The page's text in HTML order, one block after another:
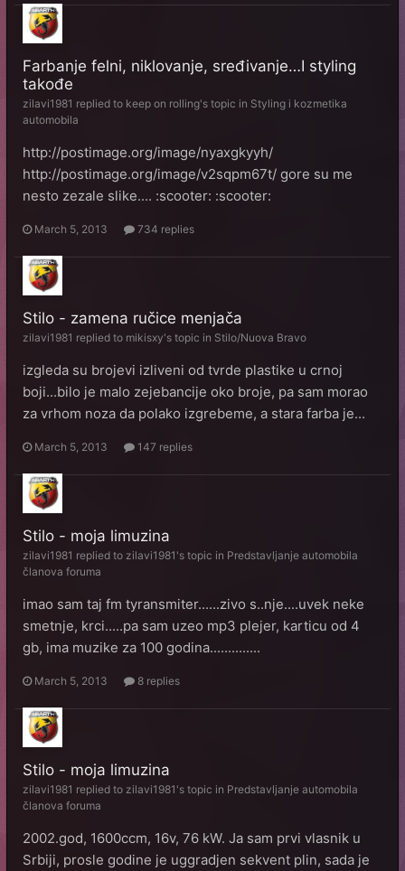
Farbanje felni, niklovanje, sređivanje…I styling
takođe
zilavi1981 replied to keep on rolling's topic in Styling i kozmetika
automobila
http://postimage.org/image/nyaxgkyyh/
http://postimage.org/image/v2sqpm67t/ gore su me
nesto zezale slike.... :scooter: :scooter:
March 5, 2013 734 replies
Stilo - zamena ručice menjača
zilavi1981 replied to mikisxy's topic in Stilo/Nuova Bravo
izgleda su brojevi izliveni od tvrde plastike u crnoj
boji...bilo je malo zejebancije oko broje, pa sam morao
za vrhom noza da polako izgrebeme, a stara farba je...
March 5, 2013 147 replies
Stilo - moja limuzina
zilavi1981 replied to zilavi1981 's topic in Predstavljanje automobila
članova foruma
imao sam taj fm tyransmiter......zivo s..nje....uvek neke
smetnje, krci.....pa sam uzeo mp3 plejer, karticu od 4
gb, ima muzike za 100 godina..............
March 5, 2013 8 replies
Stilo - moja limuzina
zilavi1981 replied to zilavi1981 's topic in Predstavljanje automobila
članova foruma
2002.god, 1600ccm, 16v, 76 kW. Ja sam prvi vlasnik u
Srbiji, prosle godine je uggradjen sekvent plin, sada je